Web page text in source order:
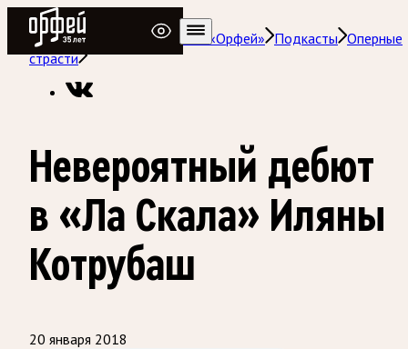
Радио Орфей
Радио классической музыки «Орфей» Подкасты Оперные
страсти
Невероятный дебют
в «Ла Скала» Иляны
Котрубаш
20 января 2018